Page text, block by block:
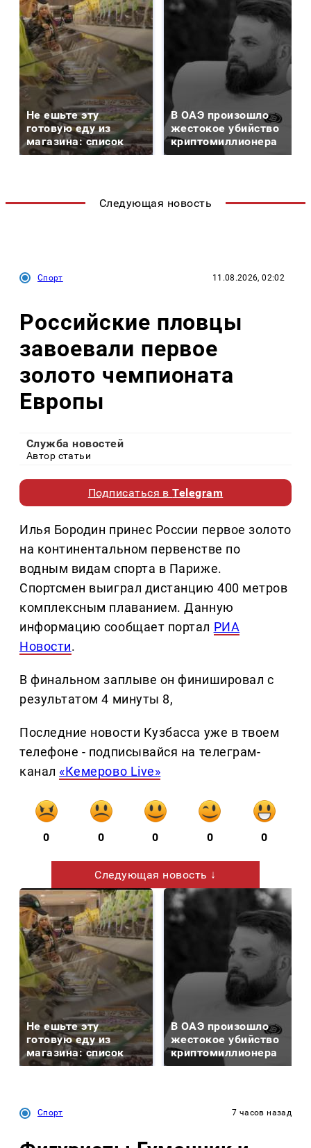
Не ешьте эту
готовую еду из
магазина: список
В ОАЭ произошло
жестокое убийство
криптомиллионера
Следующая новость
Спорт 11.08.2026, 02:02
Российские пловцы
завоевали первое
золото чемпионата
Европы
Служба новостей
Автор статьи
Подписаться вTelegram
Илья Бородин принес России первое золото
на континентальном первенстве по
водным видам спорта в Париже.
Спортсмен выиграл дистанцию 400 метров
комплексным плаванием. Данную
информацию сообщает портал РИА
Новости.
В финальном заплыве он финишировал с
результатом 4 минуты 8,
Последние новости Кузбасса уже в твоем
телефоне - подписывайся на телеграм-
канал «Кемерово Live»
0 0 0 0 0
Следующая новость ↓
Не ешьте эту
готовую еду из
магазина: список
В ОАЭ произошло
жестокое убийство
криптомиллионера
Спорт 7 часов назад